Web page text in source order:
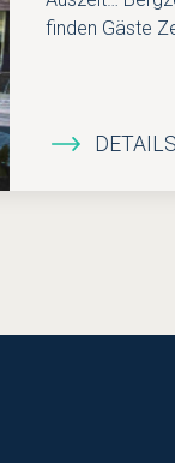
finden Gäste
DETAILS